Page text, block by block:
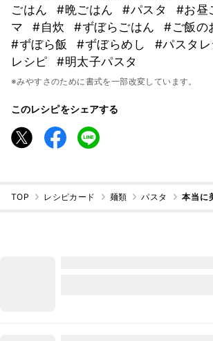
ごはん
#晩ごはん #パスタ #お昼
マ
#自炊 #ずぼらごはん #ご飯の
#ずぼら飯
#ずぼらめし #パスタ
レシピ
#明太子パスタ
※みやすさのために書式を一部改変しています。
このレシピをシェアする
TOP レシピカード 麺類 パスタ 本当に